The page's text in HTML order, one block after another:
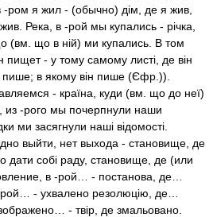
-ром я жил - (обычно) дім, де я жив,
Река, в -рой мы купались - річка,
(вм. що в ній) ми купались. В том
- у тому самому листі, де він
в якому він пише (Єфр.)).
- країна, куди (вм. що до неї)
из -рого мы почерпнули наши
ми засягнули наші відомості.
выйти, нет выхода - становище, де
собі раду, становище, де (или
в -рой… - постанова, де…
- ухвалено резолюцію, де…
- твір, де змальовано.